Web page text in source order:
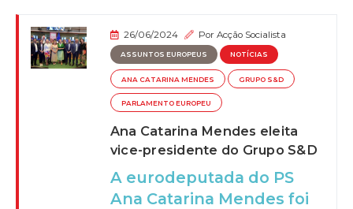
26/06/2024 PorAcção Socialista
ASSUNTOS EUROPEUS NOTÍCIAS
ANA CATARINA MENDES GRUPO S&D
PARLAMENTO EUROPEU
Ana Catarina Mendes eleita
vice-presidente do Grupo S&D
A eurodeputada do PS
Ana Catarina Mendes foi